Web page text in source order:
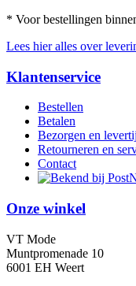
* Voor bestellingen
Lees hier alles over
Klantenservice
Bestellen
Betalen
Bezorgen en
Retourneren en
Contact
Onze winkel
VT Mode
Muntpromenade 10
6001 EH Weert